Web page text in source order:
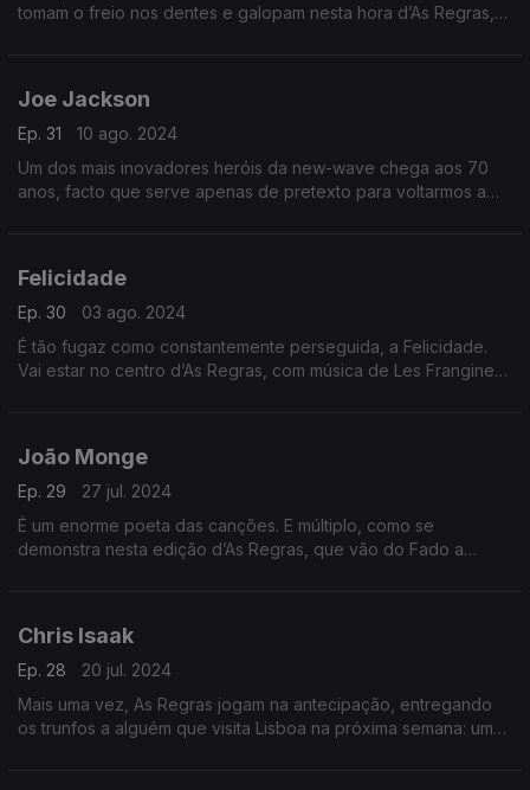
tomam o freio nos dentes e galopam nesta hora d’As Regras,
Joe Jackson
Ep. 31
10 ago. 2024
Um dos mais inovadores heróis da new-wave chega aos 70
anos, facto que serve apenas de pretexto para voltarmos a
Felicidade
Ep. 30
03 ago. 2024
É tão fugaz como constantemente perseguida, a Felicidade.
Vai estar no centro d’As Regras, com música de Les Frangines,
João Monge
Ep. 29
27 jul. 2024
É um enorme poeta das canções. E múltiplo, como se
demonstra nesta edição d’As Regras, que vão do Fado a
Chris Isaak
Ep. 28
20 jul. 2024
Mais uma vez, As Regras jogam na antecipação, entregando
os trunfos a alguém que visita Lisboa na próxima semana: um